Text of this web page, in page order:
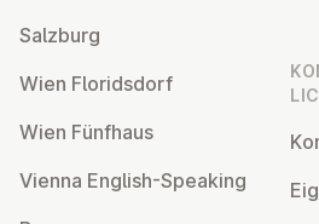
Salzburg
Wien Flor­idsdorf
Wien Fünfhaus
Vienna English-Speaking